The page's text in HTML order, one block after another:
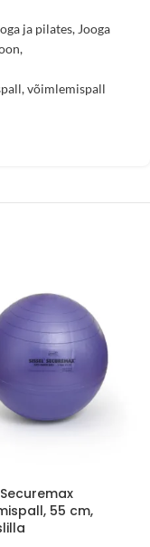
ja pilates, Jooga
,
,võimlemispall
Securemax
55 cm,